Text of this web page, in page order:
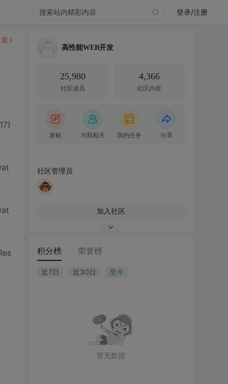
登录/注册
高性能WEB开发
25,980
社区成员
4,366
社区内容
发帖 与我相关 我的任务 分享
社区管理员
加入社区
积分榜 荣誉榜
近7日 近30日 至今
暂无数据